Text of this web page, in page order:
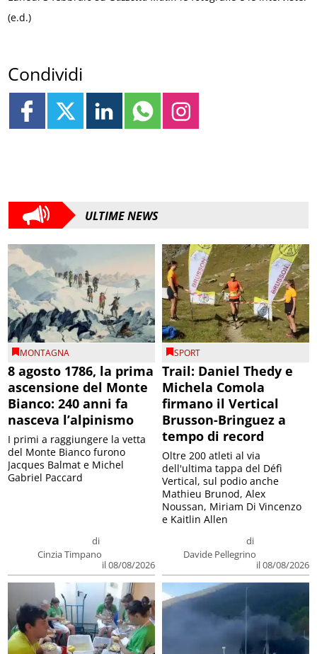
(e.d.)
Condividi
ULTIME NEWS
MONTAGNA
8 agosto 1786, la prima
ascensione del Monte
Bianco: 240 anni fa
nasceva l’alpinismo
di
Cinzia Timpano
il 08/08/2026
I primi a raggiungere la vetta
del Monte Bianco furono
Jacques Balmat e Michel
Gabriel Paccard
SPORT
Trail: Daniel Thedy e
Michela Comola
firmano il Vertical
Brusson-Bringuez a
tempo di record
di
Davide Pellegrino
il 08/08/2026
Oltre 200 atleti al via
dell'ultima tappa del Défì
Vertical, sul podio anche
Mathieu Brunod, Alex
Noussan, Miriam Di Vincenzo
e Kaitlin Allen